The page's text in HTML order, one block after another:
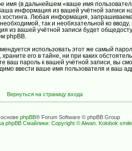
имя (в дальнейшем «ваше имя
информация из вашей учётной
Любая информация,
так и необязательной ко
вашей учётной записи будет
phpBB.
использовать этот же самый
его в тайне, ни при каких
ваш пароль к вашей учётной записи, вы
ввести ваше имя пользователя и ваш
Вернуться на страницу входа
phpBB® Forum Software © phpBB Group
phpBB Смайлики: Copyright © Aiwan. Kolobok